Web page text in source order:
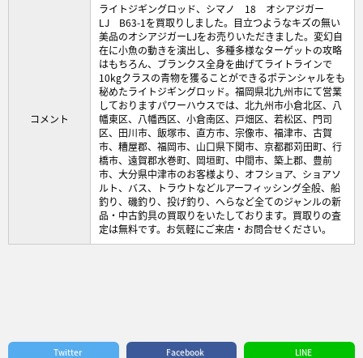
コメント
ライトジギングロッド、シマノ 18 オシアジガー
LJ B63-1を買取りしました。目立つようなキズの無い
美品のオシアジガーLJをお売りいただきました。変幻自
在に小魚の動きを演出し、多種多様なターゲットの攻略
はもちろん、ブランクス全身を曲げてライトラインで
10kgクラスの青物を獲ることができるポテンシャルをも
秘めたライトジギングロッド。福岡県北九州市にて営業
しておりますパワーハウスでは、北九州市小倉北区、八
幡東区、八幡西区、小倉南区、戸畑区、若松区、門司
区、田川市、飯塚市、直方市、宗像市、福津市、古賀
市、糟屋郡、福岡市、山口県下関市、京都郡苅田町、行
橋市、遠賀郡水巻町、岡垣町、中間市、築上郡、豊前
市、大分県中津市のお客様より、オフショア、ショアソ
ルト、バス、トラウトなどルアーフィッシング全般、船
釣り、磯釣り、投げ釣り、へらなど全てのジャンルの新
品・中古釣具の買取りをいたしております。買取りの査
定は無料です。お気軽にご来店・お問合せください。
Twitter Facebook LINE